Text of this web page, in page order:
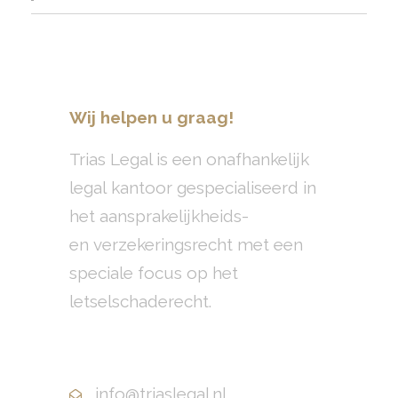
Wij helpen u graag!
Trias Legal is een onafhankelijk
legal kantoor gespecialiseerd in
het aansprakelijkheids-
en verzekeringsrecht met een
speciale focus op het
letselschaderecht.
info@triaslegal.nl